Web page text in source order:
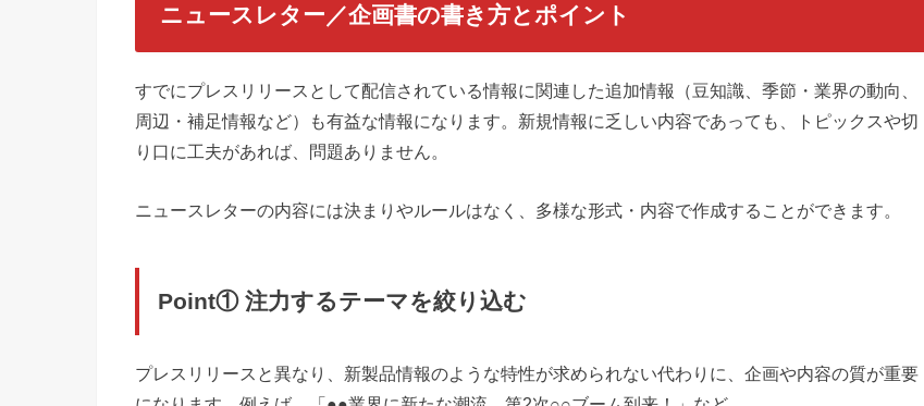
ニュースレター／企画書の書き方とポイント
すでにプレスリリースとして配信されている情報に関連した追加情報（豆知識、季節・業界の動向、
周辺・補足情報など）も有益な情報になります。新規情報に乏しい内容であっても、トピックスや切
り口に工夫があれば、問題ありません。
ニュースレターの内容には決まりやルールはなく、多様な形式・内容で作成することができます。
Point① 注力するテーマを絞り込む
プレスリリースと異なり、新製品情報のような特性が求められない代わりに、企画や内容の質が重要